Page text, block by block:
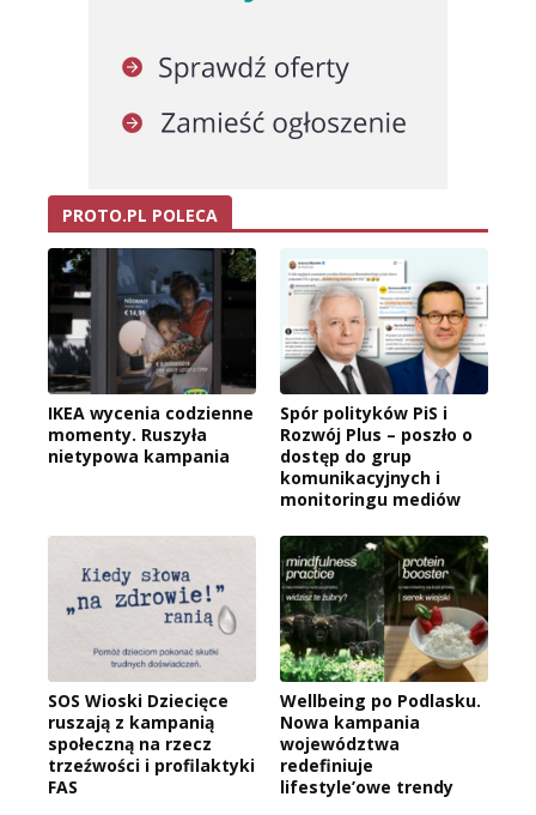
PROTO.PL POLECA
IKEA wycenia codzienne
momenty. Ruszyła
nietypowa kampania
Spór polityków PiS i
Rozwój Plus – poszło o
dostęp do grup
komunikacyjnych i
monitoringu mediów
SOS Wioski Dziecięce
ruszają z kampanią
społeczną na rzecz
trzeźwości i profilaktyki
FAS
Wellbeing po Podlasku.
Nowa kampania
województwa
redefiniuje
lifestyle’owe trendy